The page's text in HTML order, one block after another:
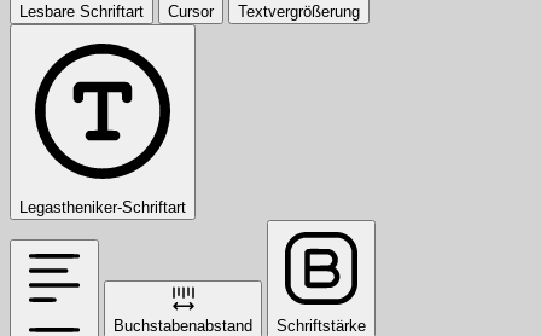
Lesbare Schriftart Cursor Textvergrößerung
Legastheniker-Schriftart
Buchstabenabstand Schriftstärke